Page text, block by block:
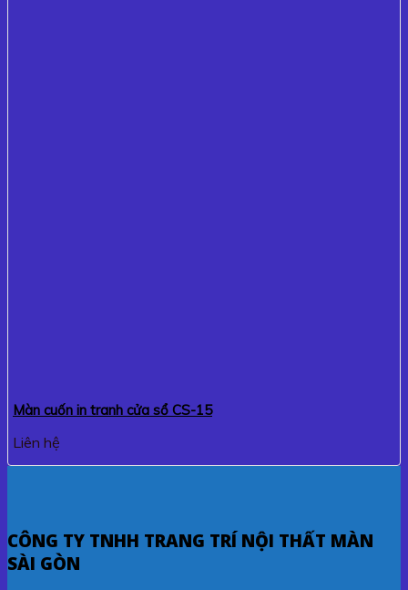
Màn cuốn in tranh cửa sổ CS-15
Liên hệ
CÔNG TY TNHH TRANG TRÍ NỘI THẤT MÀN
SÀI GÒN